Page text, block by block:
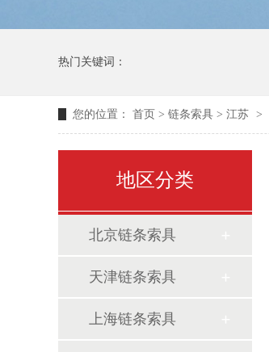
热门关键词：
您的位置： 首页 > 链条索具 > 江苏 >
地区分类
北京链条索具
天津链条索具
上海链条索具